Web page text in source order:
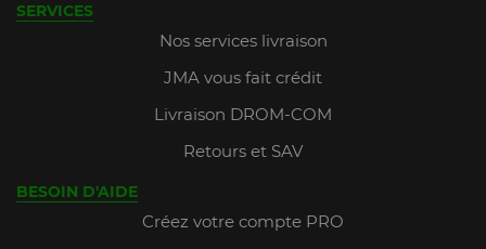
SERVICES
Nos services livraison
JMA vous fait crédit
Livraison DROM-COM
Retours et SAV
BESOIN D'AIDE
Créez votre compte PRO